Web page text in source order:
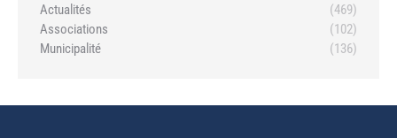
Actualités
(469)
Associations
(102)
Municipalité
(136)